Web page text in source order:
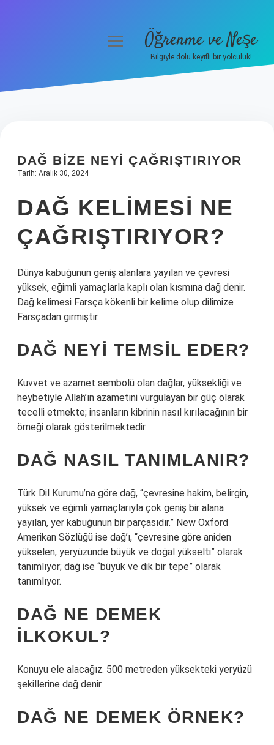
Hakkımızda
menüyüÖğrenme ve Neşe
Bilgiyle dolu keyifli bir yolculuk!
DAĞ BIZE NEYI ÇAĞRIŞTIRIYOR
Tarih: Aralık 30, 2024
DAĞ KELIMESI NE
ÇAĞRIŞTIRIYOR?
Dünya kabuğunun geniş alanlara yayılan ve çevresi
yüksek, eğimli yamaçlarla kaplı olan kısmına dağ denir.
Dağ kelimesi Farsça kökenli bir kelime olup dilimize
Farsçadan girmiştir.
DAĞ NEYI TEMSIL EDER?
Kuvvet ve azamet sembolü olan dağlar, yüksekliği ve
heybetiyle Allah’ın azametini vurgulayan bir güç olarak
tecelli etmekte; insanların kibrinin nasıl kırılacağının bir
örneği olarak gösterilmektedir.
DAĞ NASIL TANIMLANIR?
Türk Dil Kurumu’na göre dağ, “çevresine hakim, belirgin,
yüksek ve eğimli yamaçlarıyla çok geniş bir alana
yayılan, yer kabuğunun bir parçasıdır.” New Oxford
Amerikan Sözlüğü ise dağ’ı, “çevresine göre aniden
yükselen, yeryüzünde büyük ve doğal yükselti” olarak
tanımlıyor; dağ ise “büyük ve dik bir tepe” olarak
tanımlıyor.
DAĞ NE DEMEK
ILKOKUL?
Konuyu ele alacağız. 500 metreden yüksekteki yeryüzü
şekillerine dağ denir.
DAĞ NE DEMEK ÖRNEK?